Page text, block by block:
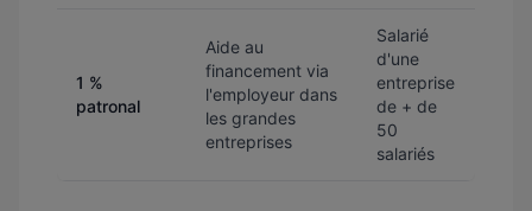
1 %
patronal
Aide au
financement via
l'employeur dans
les grandes
entreprises
Salarié
d'une
entreprise
de + de
50
salariés